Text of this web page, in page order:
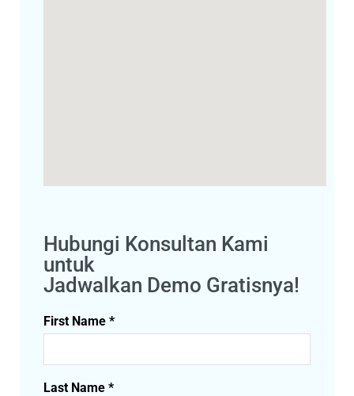
Hubungi Konsultan Kami
untuk
Jadwalkan Demo Gratisnya!
First Name *
Last Name *